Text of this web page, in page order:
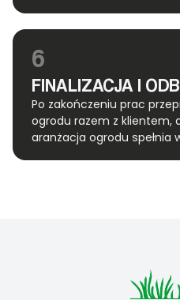
6
FINALIZACJA I
Po zakończeniu prac
ogrodu razem z klientem,
aranżacja ogrodu spełnia